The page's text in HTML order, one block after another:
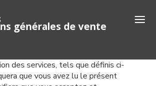
générales de vente
des services, tels que définis ci-
que vous avez lu le présent